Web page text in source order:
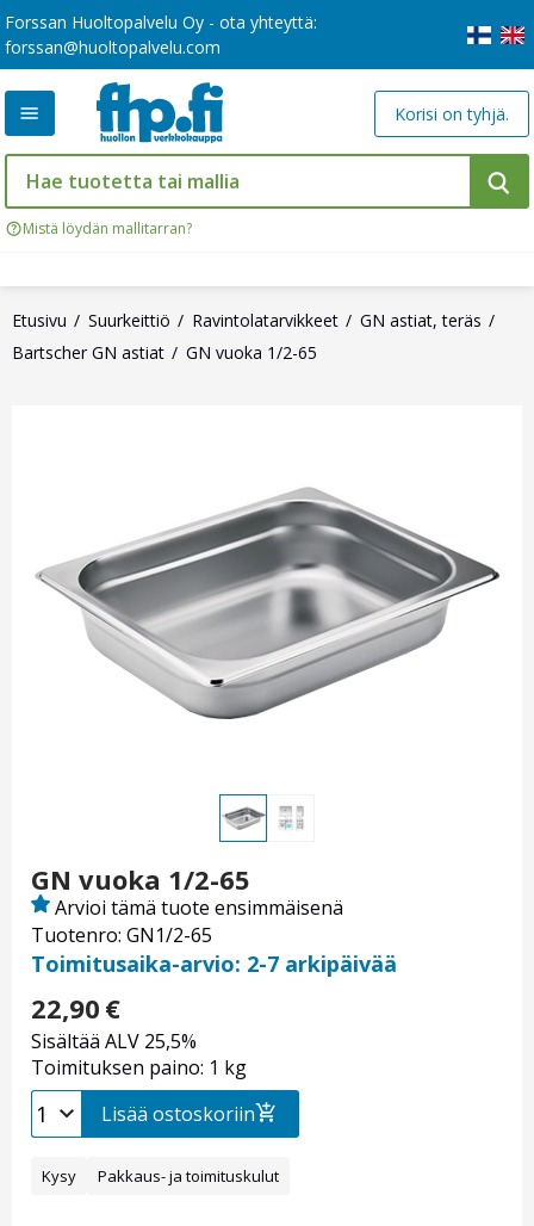
Forssan Huoltopalvelu Oy - ota yhteyttä:
forssan@huoltopalvelu.com
Mistä löydän mallitarran?
Korisi on tyhjä.
Etusivu Suurkeittiö Ravintolatarvikkeet
GN astiat, teräs
Bartscher GN astiat
GN vuoka 1/2-65
GN vuoka 1/2-65
Tuotenro: GN1/2-65
Arvioi tämä tuote ensimmäisenä
Toimitusaika-arvio: 2-7 arkipäivää
22,90 €
Sisältää ALV 25,5%
Toimituksen paino: 1 kg
Lisää ostoskoriin
Kysy Pakkaus- ja toimituskulut